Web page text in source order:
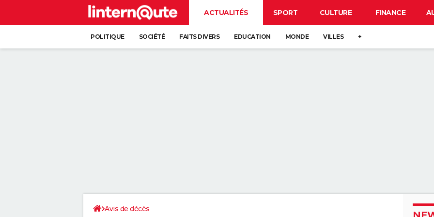
ACTUALITÉS SPORT CULTURE FINANCE
POLITIQUE SOCIÉTÉ FAITS DIVERS EDUCATION MONDE VILLES +
Avis de décès